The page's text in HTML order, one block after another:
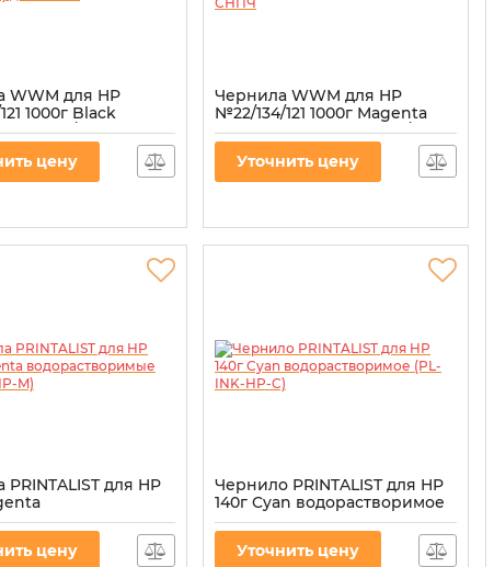
WWM для HP
1000г Black
(H35/BP-4) для
BP-4цену
Чернила WWM для HP
№22/134/121 1000г Magenta
водорастворимые (H35/M-4)
для СНПЧ
Артикул:H35/M-4
Уточнить цену
для HP
(PL-INK-
INK-HP-M
цену
Чернило PRINTALIST для HP
140г Cyan водорастворимое
(PL-INK-HP-C)
Уточнить цену